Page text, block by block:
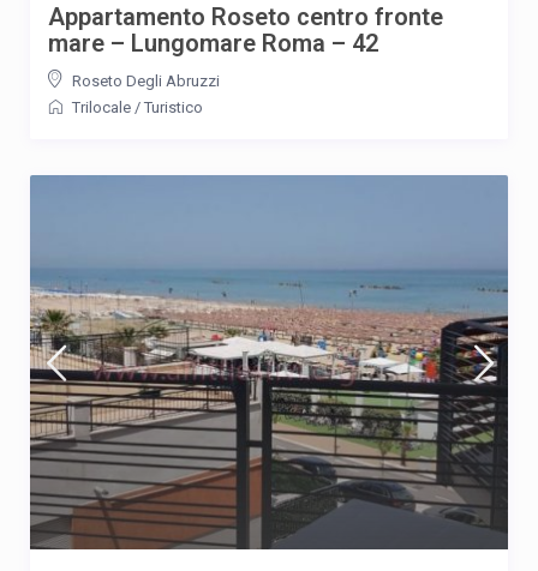
Appartamento Roseto centro fronte
mare – Lungomare Roma – 42
Roseto Degli Abruzzi
Trilocale / Turistico